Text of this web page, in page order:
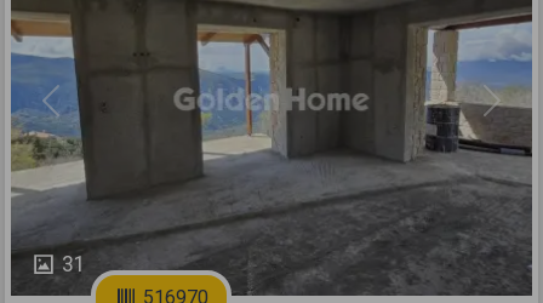
31
Previous Next
516970